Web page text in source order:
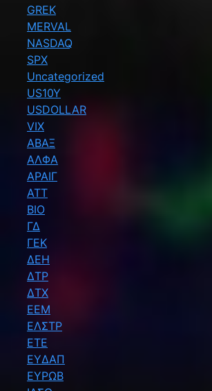
GREK
MERVAL
NASDAQ
SPX
Uncategorized
US10Y
USDOLLAR
VIX
ΑΒΑΞ
ΑΛΦΑ
ΑΡΑΙΓ
ΑΤΤ
ΒΙΟ
ΓΔ
ΓΕΚ
ΔΕΗ
ΔΤΡ
ΔΤΧ
ΕΕΜ
ΕΛΣΤΡ
ΕΤΕ
ΕΥΔΑΠ
ΕΥΡΩΒ